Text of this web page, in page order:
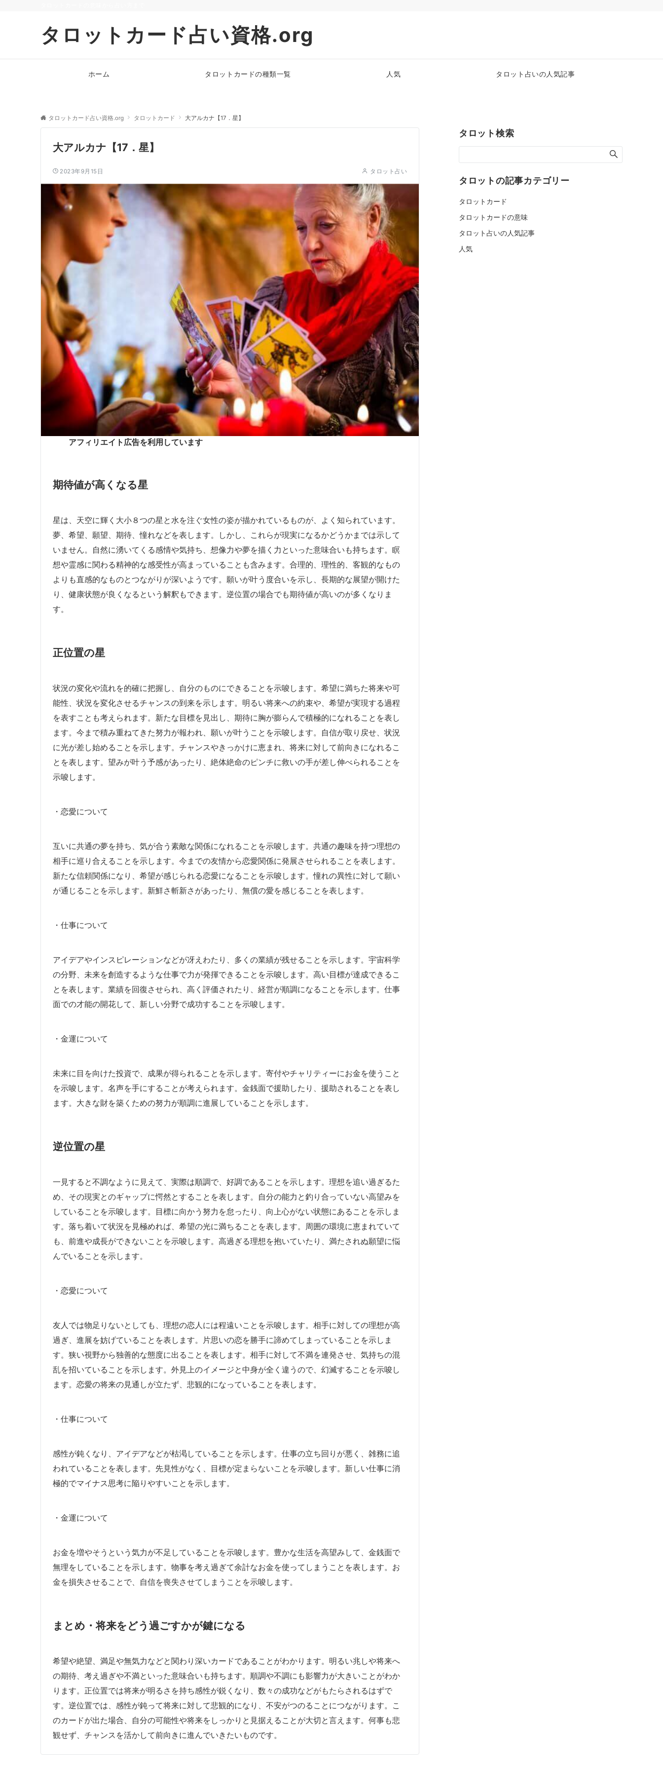
タロットカード占い資格.org
ホーム タロットカードの種類一覧 人気 タロット占いの人気記事
タロットカード占い資格.org タロットカード 大アルカナ【17．星】
大アルカナ【17．星】
2023年9月15日 タロット占い
アフィリエイト広告を利用しています
期待値が高くなる星
星は、天空に輝く大小８つの星と水を注ぐ女性の姿が描かれているものが、よく知られています。
夢、希望、願望、期待、憧れなどを表します。しかし、これらが現実になるかどうかまでは示して
いません。自然に湧いてくる感情や気持ち、想像力や夢を描く力といった意味合いも持ちます。瞑
想や霊感に関わる精神的な感受性が高まっていることも含みます。合理的、理性的、客観的なもの
よりも直感的なものとつながりが深いようです。願いが叶う度合いを示し、長期的な展望が開けた
り、健康状態が良くなるという解釈もできます。逆位置の場合でも期待値が高いのが多くなりま
す。
正位置の星
状況の変化や流れを的確に把握し、自分のものにできることを示唆します。希望に満ちた将来や可
能性、状況を変化させるチャンスの到来を示します。明るい将来への約束や、希望が実現する過程
を表すことも考えられます。新たな目標を見出し、期待に胸が膨らんで積極的になれることを表し
ます。今まで積み重ねてきた努力が報われ、願いが叶うことを示唆します。自信が取り戻せ、状況
に光が差し始めることを示します。チャンスやきっかけに恵まれ、将来に対して前向きになれるこ
とを表します。望みが叶う予感があったり、絶体絶命のピンチに救いの手が差し伸べられることを
示唆します。
・恋愛について
互いに共通の夢を持ち、気が合う素敵な関係になれることを示唆します。共通の趣味を持つ理想の
相手に巡り合えることを示します。今までの友情から恋愛関係に発展させられることを表します。
新たな信頼関係になり、希望が感じられる恋愛になることを示唆します。憧れの異性に対して願い
が通じることを示します。新鮮さ斬新さがあったり、無償の愛を感じることを表します。
・仕事について
アイデアやインスピレーションなどが冴えわたり、多くの業績が残せることを示します。宇宙科学
の分野、未来を創造するような仕事で力が発揮できることを示唆します。高い目標が達成できるこ
とを表します。業績を回復させられ、高く評価されたり、経営が順調になることを示します。仕事
面での才能の開花して、新しい分野で成功することを示唆します。
・金運について
未来に目を向けた投資で、成果が得られることを示します。寄付やチャリティーにお金を使うこと
を示唆します。名声を手にすることが考えられます。金銭面で援助したり、援助されることを表し
ます。大きな財を築くための努力が順調に進展していることを示します。
逆位置の星
一見すると不調なように見えて、実際は順調で、好調であることを示します。理想を追い過ぎるた
め、その現実とのギャップに愕然とすることを表します。自分の能力と釣り合っていない高望みを
していることを示唆します。目標に向かう努力を怠ったり、向上心がない状態にあることを示しま
す。落ち着いて状況を見極めれば、希望の光に満ちることを表します。周囲の環境に恵まれていて
も、前進や成長ができないことを示唆します。高過ぎる理想を抱いていたり、満たされぬ願望に悩
んでいることを示します。
・恋愛について
友人では物足りないとしても、理想の恋人には程遠いことを示唆します。相手に対しての理想が高
過ぎ、進展を妨げていることを表します。片思いの恋を勝手に諦めてしまっていることを示しま
す。狭い視野から独善的な態度に出ることを表します。相手に対して不満を連発させ、気持ちの混
乱を招いていることを示します。外見上のイメージと中身が全く違うので、幻滅することを示唆し
ます。恋愛の将来の見通しが立たず、悲観的になっていることを表します。
・仕事について
感性が鈍くなり、アイデアなどが枯渇していることを示します。仕事の立ち回りが悪く、雑務に追
われていることを表します。先見性がなく、目標が定まらないことを示唆します。新しい仕事に消
極的でマイナス思考に陥りやすいことを示します。
・金運について
お金を増やそうという気力が不足していることを示唆します。豊かな生活を高望みして、金銭面で
無理をしていることを示します。物事を考え過ぎて余計なお金を使ってしまうことを表します。お
金を損失させることで、自信を喪失させてしまうことを示唆します。
まとめ・将来をどう過ごすかが鍵になる
希望や絶望、満足や無気力などと関わり深いカードであることがわかります。明るい兆しや将来へ
の期待、考え過ぎや不満といった意味合いも持ちます。順調や不調にも影響力が大きいことがわか
ります。正位置では将来が明るさを持ち感性が鋭くなり、数々の成功などがもたらされるはずで
す。逆位置では、感性が鈍って将来に対して悲観的になり、不安がつのることにつながります。こ
のカードが出た場合、自分の可能性や将来をしっかりと見据えることが大切と言えます。何事も悲
観せず、チャンスを活かして前向きに進んでいきたいものです。
タロット検索
タロットの記事カテゴリー
タロットカード
タロットカードの意味
タロット占いの人気記事
人気